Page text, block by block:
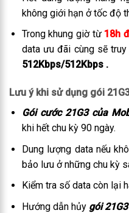
không giới hạn ở tốc độ
Trong khung giờ từ 18h
data ưu đãi cùng sẽ
512Kbps/512Kbps .
Lưu ý khi sử dụng gói
Gói cước 21G3 của
khi hết chu kỳ 90 ngày.
Dung lượng data nếu
bảo lưu ở những chu kỳ
Kiểm tra số data còn lại
Hướng dẫn hủy gói